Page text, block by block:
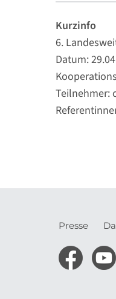
Kurzinfo
6.
Datum:
Teilnehmer:
Meta-
Presse